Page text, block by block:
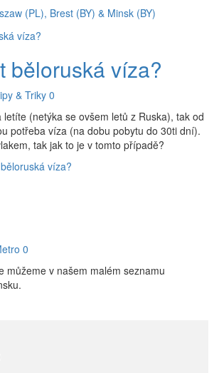
(PL), Brest (BY) & Minsk (BY)
běloruská víza?
& Triky0
letíte (netýka se ovšem letů z Ruska), tak od
potřeba víza (na dobu pobytu do 30ti dní).
tak jak to je v tomto případě?
víza?
0
můžeme v našem malém seznamu